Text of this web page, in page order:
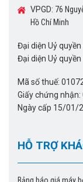
VPGD: 76
Hồ Chí Minh
Đại diện Uỷ
Đại diện Uỷ
Mã số thuế:
Giấy chứng nhận:
Ngày cấp 15/01/
HỖ TRỢ
Bảng báo giá máy